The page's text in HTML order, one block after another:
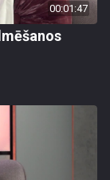
00:01:47